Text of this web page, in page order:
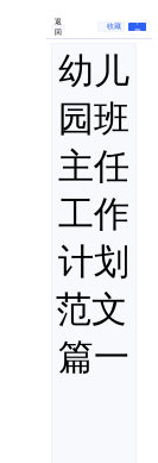
返
回
收藏
载
幼儿
园班
主任
工作
计划
范文
篇一